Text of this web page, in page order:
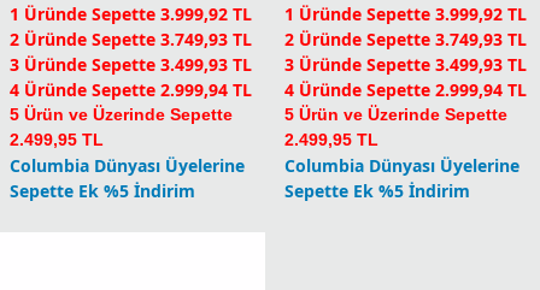
1 Üründe Sepette 3.999,92 TL
2 Üründe Sepette 3.749,93 TL
3 Üründe Sepette 3.499,93 TL
4 Üründe Sepette 2.999,94 TL
5 Ürün ve Üzerinde Sepette
2.499,95 TL
Columbia Dünyası Üyelerine
Sepette Ek %5 İndirim
1 Üründe Sepette 3.999,92 TL
2 Üründe Sepette 3.749,93 TL
3 Üründe Sepette 3.499,93 TL
4 Üründe Sepette 2.999,94 TL
5 Ürün ve Üzerinde Sepette
2.499,95 TL
Columbia Dünyası Üyelerine
Sepette Ek %5 İndirim